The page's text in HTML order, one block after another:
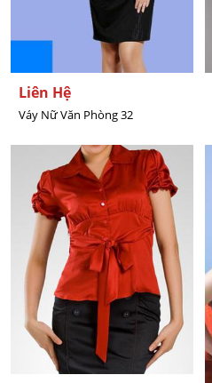
Liên Hệ
Váy Nữ Văn Phòng 32